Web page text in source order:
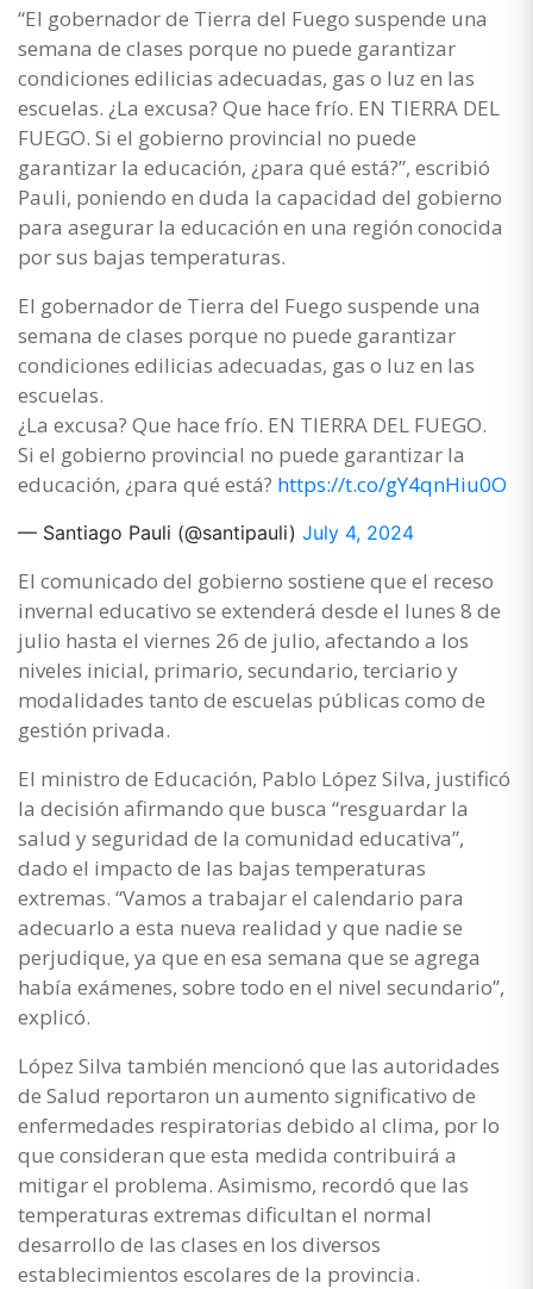
“El gobernador de Tierra del Fuego suspende una
semana de clases porque no puede garantizar
condiciones edilicias adecuadas, gas o luz en las
escuelas. ¿La excusa? Que hace frío. EN TIERRA DEL
FUEGO. Si el gobierno provincial no puede
garantizar la educación, ¿para qué está?”, escribió
Pauli, poniendo en duda la capacidad del gobierno
para asegurar la educación en una región conocida
por sus bajas temperaturas.
El gobernador de Tierra del Fuego suspende una
semana de clases porque no puede garantizar
condiciones edilicias adecuadas, gas o luz en las
escuelas.
¿La excusa? Que hace frío. EN TIERRA DEL FUEGO.
Si el gobierno provincial no puede garantizar la
educación, ¿para qué está? https://t.co/gY4qnHiu0O
— Santiago Pauli (@santipauli) July 4, 2024
El comunicado del gobierno sostiene que el receso
invernal educativo se extenderá desde el lunes 8 de
julio hasta el viernes 26 de julio, afectando a los
niveles inicial, primario, secundario, terciario y
modalidades tanto de escuelas públicas como de
gestión privada.
El ministro de Educación, Pablo López Silva, justificó
la decisión afirmando que busca “resguardar la
salud y seguridad de la comunidad educativa”,
dado el impacto de las bajas temperaturas
extremas. “Vamos a trabajar el calendario para
adecuarlo a esta nueva realidad y que nadie se
perjudique, ya que en esa semana que se agrega
había exámenes, sobre todo en el nivel secundario”,
explicó.
López Silva también mencionó que las autoridades
de Salud reportaron un aumento significativo de
enfermedades respiratorias debido al clima, por lo
que consideran que esta medida contribuirá a
mitigar el problema. Asimismo, recordó que las
temperaturas extremas dificultan el normal
desarrollo de las clases en los diversos
establecimientos escolares de la provincia.